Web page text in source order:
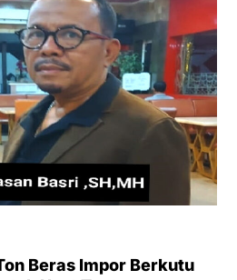
Beras Impor Berkutu